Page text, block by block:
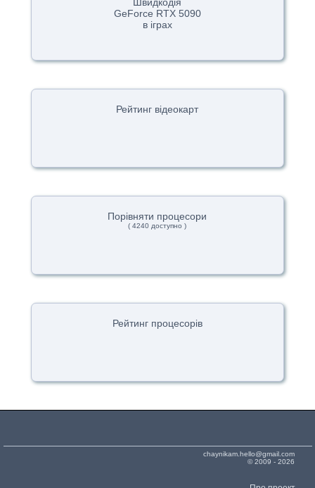
GeForce RTX 5090
в іграх
Рейтинг відеокарт
Порівняти процесори
( 4240 доступно )
Рейтинг процесорів
chaynikam.hello@gmail.com
© 2009 - 2026